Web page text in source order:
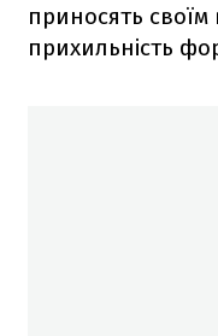
приносять
прихильність